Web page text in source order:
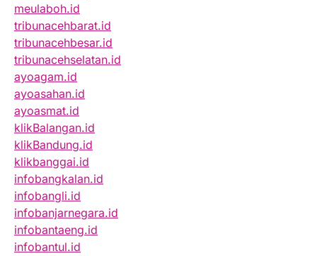
meulaboh.id
tribunacehbarat.id
tribunacehbesar.id
tribunacehselatan.id
ayoagam.id
ayoasahan.id
ayoasmat.id
klikBalangan.id
klikBandung.id
klikbanggai.id
infobangkalan.id
infobangli.id
infobanjarnegara.id
infobantaeng.id
infobantul.id